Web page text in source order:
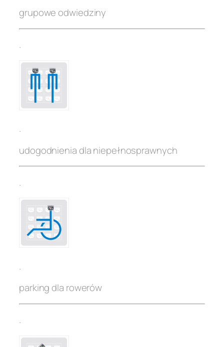
grupowe odwiedziny
.
.
udogodnienia dla niepełnosprawnych
.
.
parking dla rowerów
.